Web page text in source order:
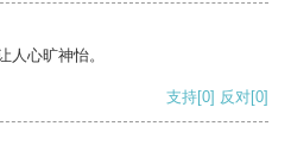
人心旷神怡。
支持[0] 反对[0]